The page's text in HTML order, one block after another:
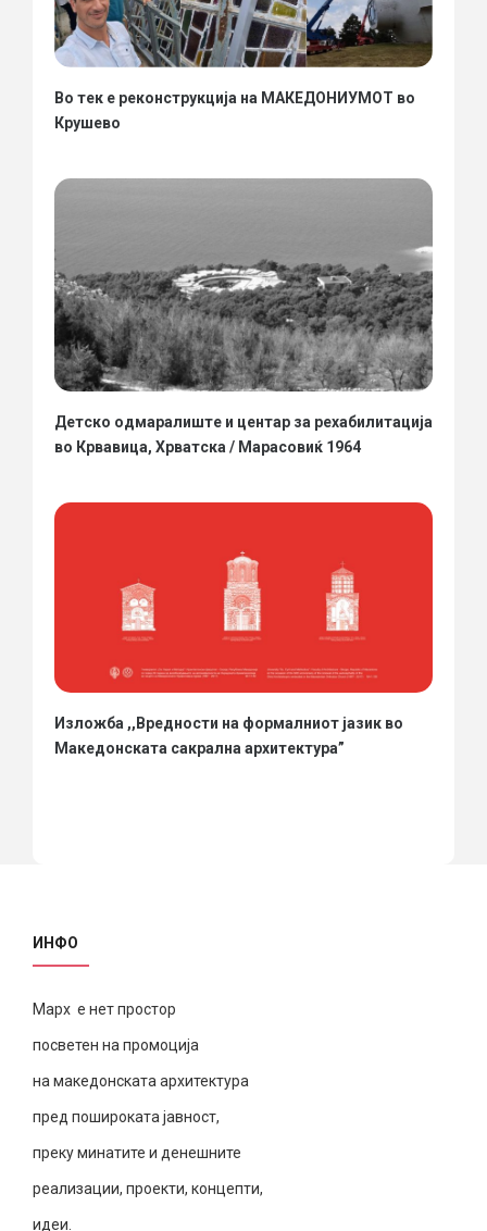
Во тек е реконструкција на МАКЕДОНИУМОТ во
Крушево
Детско одмаралиште и центар за рехабилитација
во Крвавица, Хрватска / Марасовиќ 1964
Изложба ,,Вредности на формалниот јазик во
Македонската сакрална архитектура”
ИНФО
Марх е нет простор
посветен на промоција
на македонската архитектура
пред пошироката јавност,
преку минатите и денешните
реализации, проекти, концепти,
идеи.